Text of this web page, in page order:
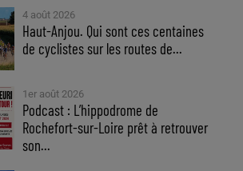
4 août 2026
Haut-Anjou. Qui sont ces centaines
de cyclistes sur les routes de...
1er août 2026
Podcast : L’hippodrome de
Rochefort-sur-Loire prêt à retrouver
son...